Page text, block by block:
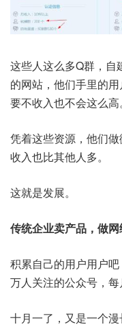
这些人这么多Q群，自
的网站，他们手里的
要不收入也不会这么高。
凭着这些资源，他们
收入也比其他人多。
这就是发展。
传统企业卖产品，做网
积累自己的用户用户
万人关注的公众号，
十月一了，又是一个